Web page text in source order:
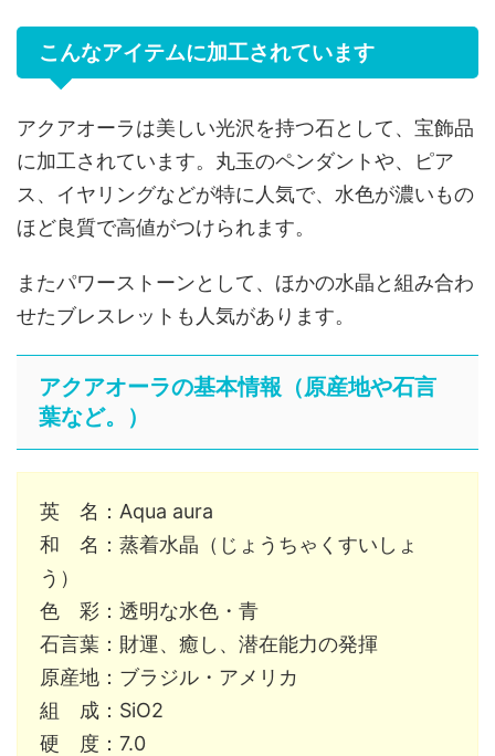
こんなアイテムに加工されています
アクアオーラは美しい光沢を持つ石として、宝飾品
に加工されています。丸玉のペンダントや、ピア
ス、イヤリングなどが特に人気で、水色が濃いもの
ほど良質で高値がつけられます。
またパワーストーンとして、ほかの水晶と組み合わ
せたブレスレットも人気があります。
アクアオーラの基本情報（原産地や石言
葉など。）
英 名：Aqua aura
和 名：蒸着水晶（じょうちゃくすいしょ
う）
色 彩：透明な水色・青
石言葉：財運、癒し、潜在能力の発揮
原産地：ブラジル・アメリカ
組 成：SiO2
硬 度：7.0